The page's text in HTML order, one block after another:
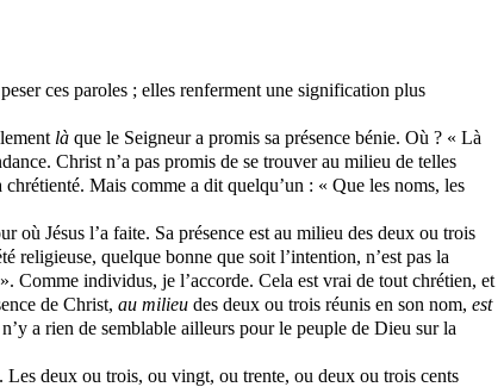
ces paroles ; elles renferment une signification plus
là que le Seigneur a promis sa présence bénie. Où ? « Là
Christ n’a pas promis de se trouver au milieu de telles
chrétienté. Mais comme a dit quelqu’un : « Que les noms, les
où Jésus l’a faite. Sa présence est au milieu des deux ou trois
religieuse, quelque bonne que soit l’intention, n’est pas la
Comme individus, je l’accorde. Cela est vrai de tout chrétien, et
de Christ, au milieu des deux ou trois réunis en son nom, est
a rien de semblable ailleurs pour le peuple de Dieu sur la
Les deux ou trois, ou vingt, ou trente, ou deux ou trois cents